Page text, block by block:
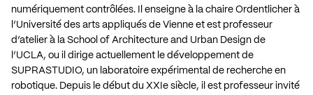
numériquement contrôlées. Il enseigne à la chaire Ordentlicher à
l’Université des arts appliqués de Vienne et est professeur
d’atelier à la School of Architecture and Urban Design de
l’UCLA, ou il dirige actuellement le développement de
SUPRASTUDIO, un laboratoire expérimental de recherche en
robotique. Depuis le début du XXIe siècle, il est professeur invité